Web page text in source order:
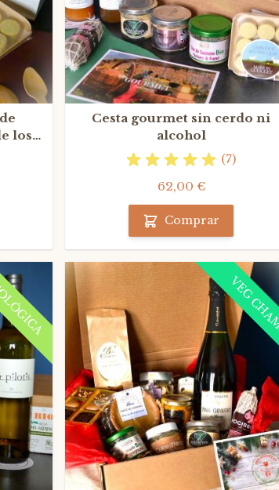
los
Cesta gourmet sin cerdo ni
alcohol
(7)
62,00 €
Comprar
VEG